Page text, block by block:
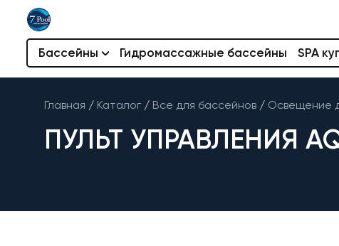
Бассейны Гидромассажные бассейны SPA
Главная / Каталог / Все для бассейнов / Освещение
ПУЛЬТ УПРАВЛЕНИЯ